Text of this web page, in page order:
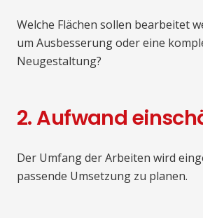
Welche Flächen sollen bearbeitet
um Ausbesserung oder eine
Neugestaltung?
2. Aufwand
Der Umfang der Arbeiten wird
passende Umsetzung zu planen.